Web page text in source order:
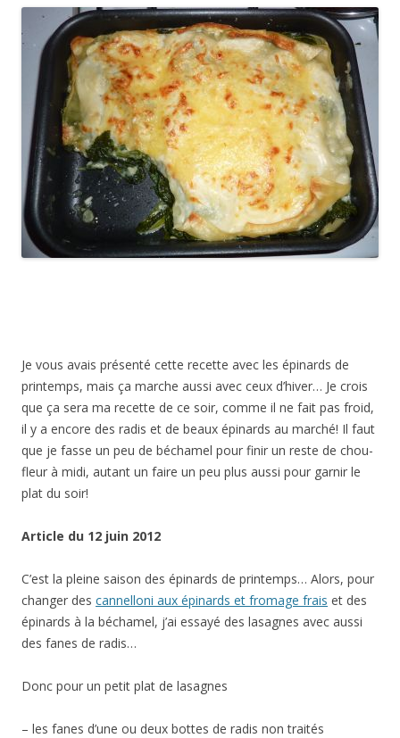
Je vous avais présenté cette recette avec les épinards de
printemps, mais ça marche aussi avec ceux d’hiver… Je crois
que ça sera ma recette de ce soir, comme il ne fait pas froid,
il y a encore des radis et de beaux épinards au marché! Il faut
que je fasse un peu de béchamel pour finir un reste de chou-
fleur à midi, autant un faire un peu plus aussi pour garnir le
plat du soir!
Article du 12 juin 2012
C’est la pleine saison des épinards de printemps… Alors, pour
changer des cannelloni aux épinards et fromage frais et des
épinards à la béchamel, j’ai essayé des lasagnes avec aussi
des fanes de radis…
Donc pour un petit plat de lasagnes
– les fanes d’une ou deux bottes de radis non traités